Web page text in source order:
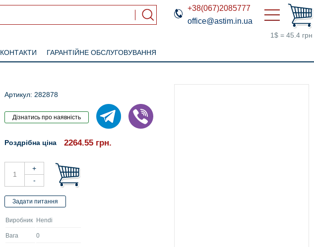
+38(067)2085777
office@astim.in.ua
1$ = 45.4 грн
КОНТАКТИ ГАРАНТІЙНЕ ОБСЛУГОВУВАННЯ
Артикул: 282878
Роздрібна ціна 2264.55 грн.
Виробник Hendi
Вага 0